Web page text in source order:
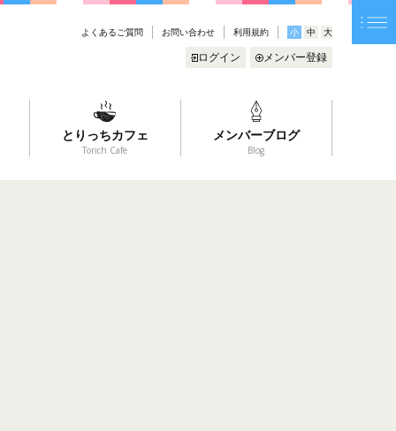
よくあるご質問 お問い合わせ 利用規約 小 中 大
ログイン メンバー登録
とりっちカフェ
Torich Cafe
メンバーブログ
Blog